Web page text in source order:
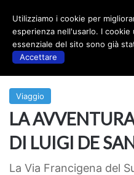
Viaggio
LA
DI LUIGI DE
La Via Francigena del
Utilizziamo i cookie per
esperienza nell'usarlo. I
essenziale del sito sono già
Accettare